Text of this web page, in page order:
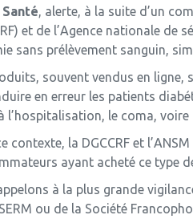
, alerte, à la suite d’un
et de l’Agence nationale de
sans prélèvement sanguin,
souvent vendus en
en erreur les patients
l’hospitalisation, le coma, voire
contexte, la DGCCRF et
ayant acheté ce type
à la plus grande
ou de la Société